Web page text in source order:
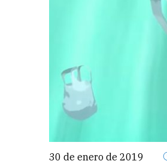
30 de enero de 2019